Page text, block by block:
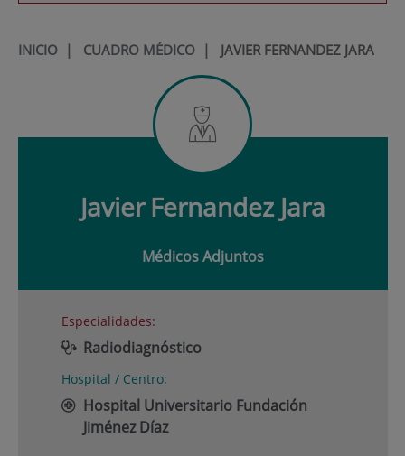
INICIO| CUADRO MÉDICO| JAVIER FERNANDEZ JARA
Javier Fernandez Jara
Médicos Adjuntos
Especialidades:
Radiodiagnóstico
Hospital / Centro:
Hospital Universitario Fundación
Jiménez Díaz